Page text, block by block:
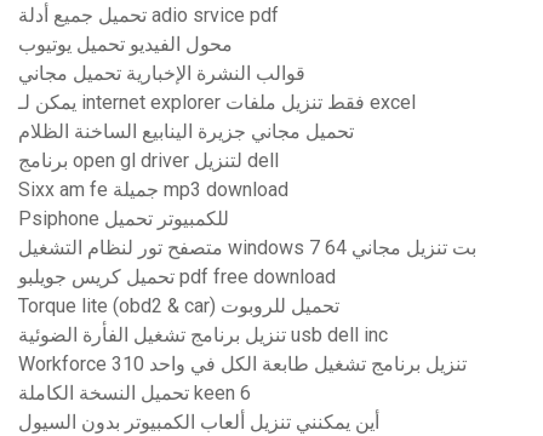
تحميل جميع أدلة adio srvice pdf
محول الفيديو تحميل يوتيوب
قوالب النشرة الإخبارية تحميل مجاني
يمكن لـ internet explorer فقط تنزيل ملفات excel
تحميل مجاني جزيرة الينابيع الساخنة الظلام
برنامج open gl driver لتنزيل dell
Sixx am fe جميلة mp3 download
Psiphone للكمبيوتر تحميل
متصفح تور لنظام التشغيل windows 7 64 بت تنزيل مجاني
تحميل كريس جويلبو pdf free download
Torque lite (obd2 & car) تحميل للروبوت
تنزيل برنامج تشغيل الفأرة الضوئية usb dell inc
Workforce 310 تنزيل برنامج تشغيل طابعة الكل في واحد
تحميل النسخة الكاملة keen 6
أين يمكنني تنزيل ألعاب الكمبيوتر بدون السيول